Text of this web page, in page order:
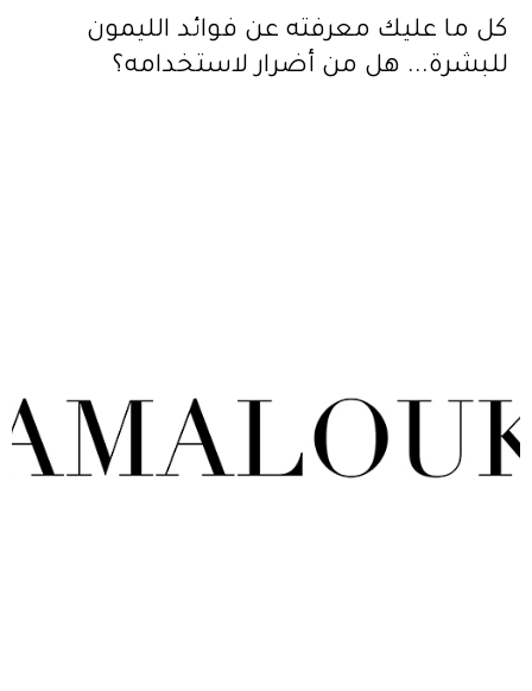
كل ما عليك معرفته عن فوائد الليمون
للبشرة... هل من أضرار لاستخدامه؟